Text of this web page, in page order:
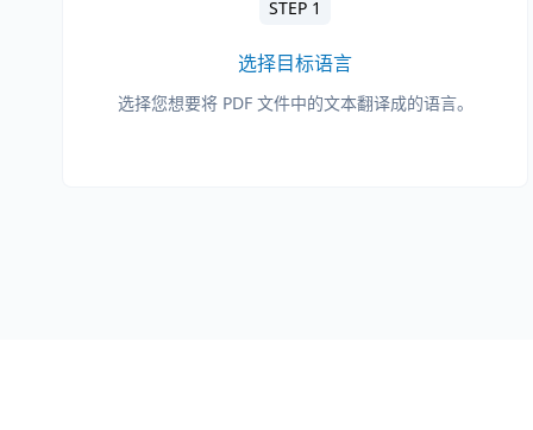
STEP 1
选择目标语言
选择您想要将 PDF 文件中的文本翻译成的语言。